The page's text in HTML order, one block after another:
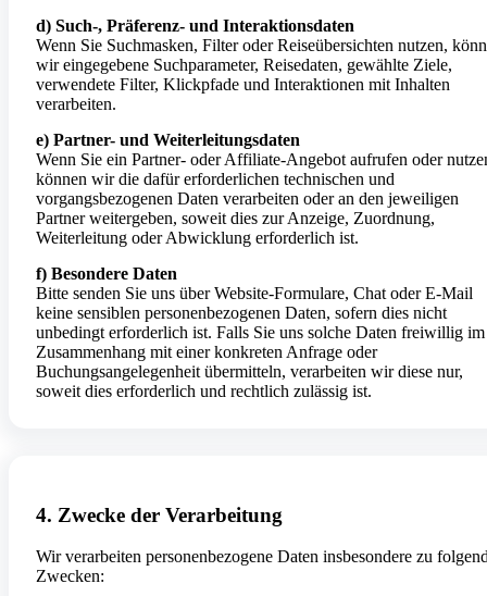
d) Such-, Präferenz- und Interaktionsdaten
Wenn Sie Suchmasken, Filter oder Reiseübersichten nutzen,
wir eingegebene Suchparameter, Reisedaten, gewählte Ziele,
verwendete Filter, Klickpfade und Interaktionen mit Inhalten
verarbeiten.
e) Partner- und Weiterleitungsdaten
Wenn Sie ein Partner- oder Affiliate-Angebot aufrufen oder
können wir die dafür erforderlichen technischen und
vorgangsbezogenen Daten verarbeiten oder an den jeweiligen
Partner weitergeben, soweit dies zur Anzeige, Zuordnung,
Weiterleitung oder Abwicklung erforderlich ist.
f) Besondere Daten
Bitte senden Sie uns über Website-Formulare, Chat oder E-Mail
keine sensiblen personenbezogenen Daten, sofern dies nicht
unbedingt erforderlich ist. Falls Sie uns solche Daten freiwillig im
Zusammenhang mit einer konkreten Anfrage oder
Buchungsangelegenheit übermitteln, verarbeiten wir diese nur,
soweit dies erforderlich und rechtlich zulässig ist.
4. Zwecke der Verarbeitung
Wir verarbeiten personenbezogene Daten insbesondere zu
Zwecken: